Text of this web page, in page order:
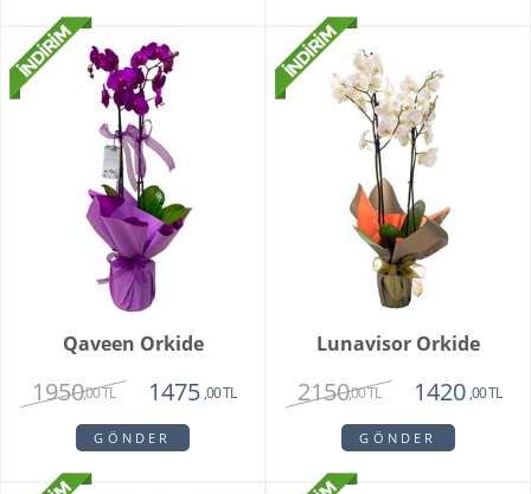
Qaveen Orkide
1950,00 TL 1475 ,00 TL
GÖNDER
Lunavisor Orkide
2150,00 TL 1420 ,00 TL
GÖNDER